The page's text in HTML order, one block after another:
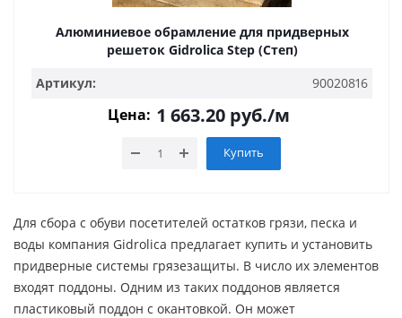
Алюминиевое обрамление для придверных
решеток Gidrolica Step (Степ)
Артикул:
90020816
Цена: 1 663.20 руб./м
Купить
Для сбора с обуви посетителей остатков грязи, песка и
воды компания Gidrolica предлагает купить и установить
придверные системы грязезащиты. В число их элементов
входят поддоны. Одним из таких поддонов является
пластиковый поддон с окантовкой. Он может